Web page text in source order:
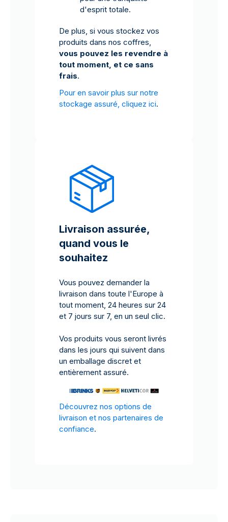
d'esprit totale.
De plus, si vous stockez vos
produits dans nos coffres,
vous pouvez les revendre à
tout moment, et ce sans
frais.
Pour en savoir plus sur notre
stockage assuré, cliquez ici.
Livraison assurée,
quand vous le
souhaitez
Vous pouvez demander la
livraison dans toute l'Europe à
tout moment, 24 heures sur 24
et 7 jours sur 7, en un seul clic.
Vos produits vous seront livrés
dans les jours qui suivent dans
un emballage discret et
entièrement assuré.
Découvrez nos options de
livraison et nos partenaires de
confiance.